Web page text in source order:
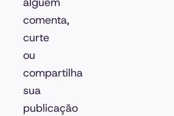
comenta,
curte
ou
compartilha
sua
publicação